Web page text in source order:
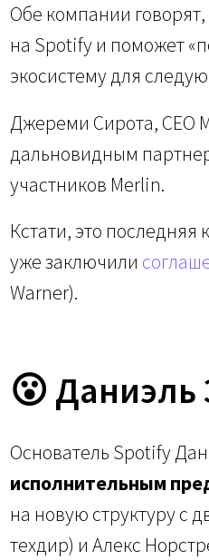
Обе компании
на Spotify и поможет
экосистему для
Джереми Сирота, CEO
дальновидным
участников Merlin.
Кстати, это последняя
уже заключили
Warner).
😮 Даниэль
Основатель Spotify
исполнительным
на новую структуру с
техдир) и Алекс